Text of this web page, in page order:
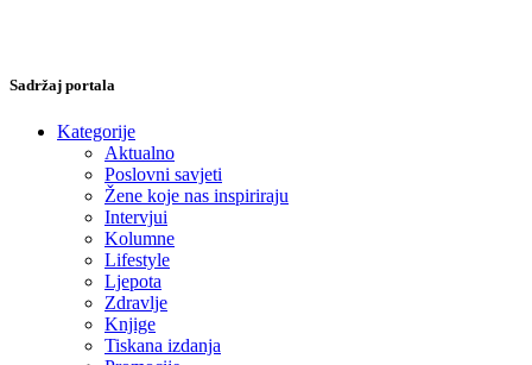
Sadržaj portala
Kategorije
Aktualno
Poslovni savjeti
Žene koje nas inspiriraju
Intervjui
Kolumne
Lifestyle
Ljepota
Zdravlje
Knjige
Tiskana izdanja